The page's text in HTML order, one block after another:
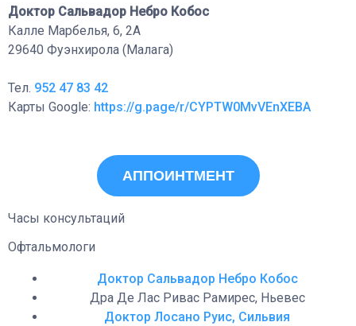
Доктор Сальвадор Небро Кобос
Калле Марбелья, 6, 2A
29640 Фуэнхирола (Малага)
Тел. 952 47 83 42
Карты Google: https://g.page/r/CYPTW0MvVEnXEBA
АППОИНТМЕНТ
Часы консультаций
Офтальмологи
Доктор Сальвадор Небро Кобос
Дра Де Лас Ривас Рамирес, Ньевес
Доктор Лосано Руис, Сильвия